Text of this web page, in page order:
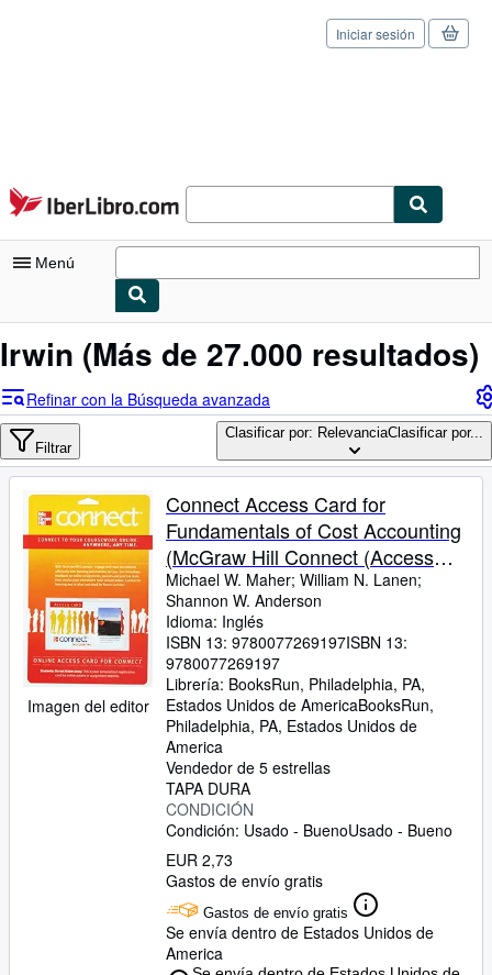
Pasar al contenido principal
IberLibro.com
Iniciar sesión
Menú
Mi cuenta
Consultar mis pedidos
Cerrar sesión
Búsqueda avanzada
Colecciones
Libros antiguos
Arte y coleccionismo
Vendedores
Comenzar a vender
Ayuda
CERRAR
Irwin (Más de 27.000 resultados)
Refinar con la Búsqueda avanzada
Filtrar
Clasificar por: RelevanciaClasificar por...
Imagen del editor
Connect Access Card for
Fundamentals of Cost Accounting
(McGraw Hill Connect (Access
Codes))
Michael W. Maher; William N. Lanen;
Shannon W. Anderson
Idioma: Inglés
ISBN 13: 9780077269197ISBN 13:
9780077269197
Librería: BooksRun, Philadelphia, PA,
Estados Unidos de AmericaBooksRun,
Philadelphia, PA, Estados Unidos de
America
Vendedor de 5 estrellas
TAPA DURA
CONDICIÓN
Condición: Usado - BuenoUsado - Bueno
EUR 2,73
Gastos de envío gratis
Gastos de envío gratis
Se envía dentro de Estados Unidos de
America